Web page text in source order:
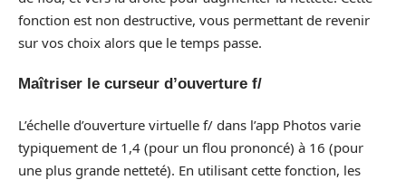
fonction est non destructive, vous permettant de revenir
sur vos choix alors que le temps passe.
Maîtriser le curseur d’ouverture f/
L’échelle d’ouverture virtuelle f/ dans l’app Photos varie
typiquement de 1,4 (pour un flou prononcé) à 16 (pour
une plus grande netteté). En utilisant cette fonction, les